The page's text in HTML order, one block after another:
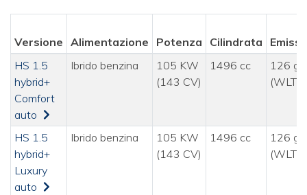
Versione Alimentazione Potenza Cilindrata
HS 1.5
hybrid+
Comfort
auto
Ibrido benzina
105 KW
(143 CV)
1496 cc
126 g/
(WLTP)
HS 1.5
hybrid+
Luxury
auto
Ibrido benzina
105 KW
(143 CV)
1496 cc
126 g/
(WLTP)